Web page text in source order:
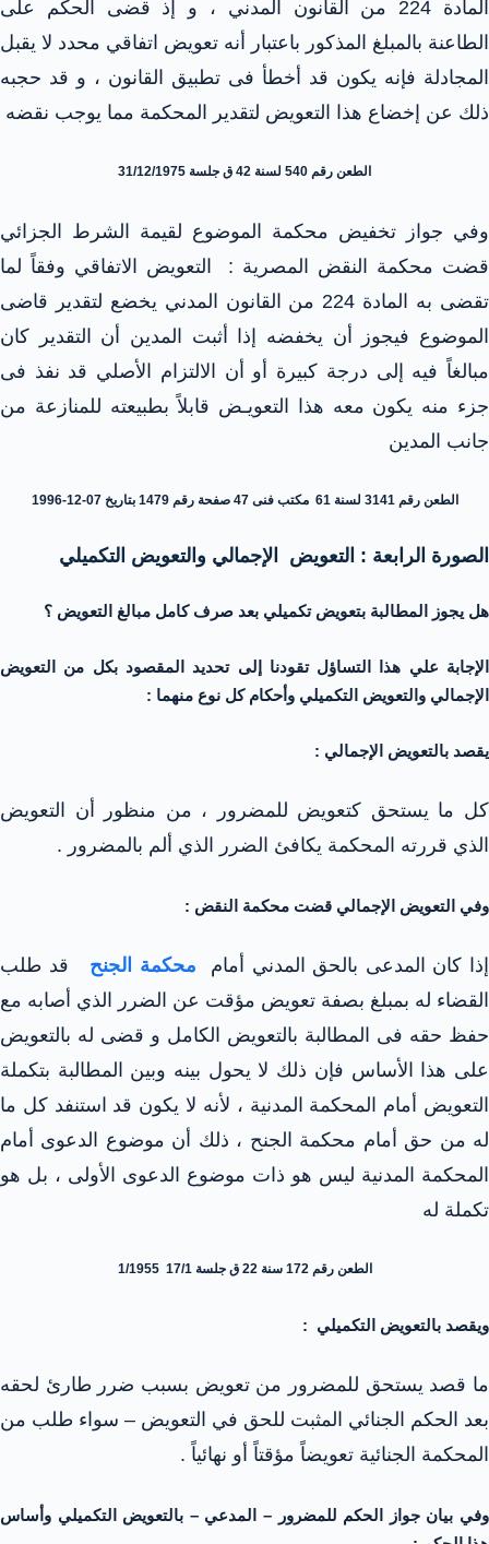
المادة 224 من القانون المدني ، و إذ قضى الحكم على
الطاعنة بالمبلغ المذكور باعتبار أنه تعويض اتفاقي محدد لا يقبل
المجادلة فإنه يكون قد أخطأ فى تطبيق القانون ، و قد حجبه
ذلك عن إخضاع هذا التعويض لتقدير المحكمة مما يوجب نقضه
الطعن رقم 540 لسنة 42 ق جلسة 31/12/1975
وفي جواز تخفيض محكمة الموضوع لقيمة الشرط الجزائي
قضت محكمة النقض المصرية : التعويض الاتفاقي وفقاً لما
تقضى به المادة 224 من القانون المدني يخضع لتقدير قاضى
الموضوع فيجوز أن يخفضه إذا أثبت المدين أن التقدير كان
مبالغاً فيه إلى درجة كبيرة أو أن الالتزام الأصلي قد نفذ فى
جزء منه يكون معه هذا التعويـض قابلاً بطبيعته للمنازعة من
جانب المدين
الطعن رقم 3141 لسنة 61 مكتب فنى 47 صفحة رقم 1479 بتاريخ 07-12-1996
الصورة الرابعة : التعويض الإجمالي والتعويض التكميلي
هل يجوز المطالبة بتعويض تكميلي بعد صرف كامل مبالغ التعويض ؟
الإجابة علي هذا التساؤل تقودنا إلى تحديد المقصود بكل من التعويض
الإجمالي والتعويض التكميلي وأحكام كل نوع منهما :
يقصد بالتعويض الإجمالي :
كل ما يستحق كتعويض للمضرور ، من منظور أن التعويض
الذي قررته المحكمة يكافئ الضرر الذي ألم بالمضرور .
وفي التعويض الإجمالي قضت محكمة النقض :
إذا كان المدعى بالحق المدني أمام محكمة الجنح
قد طلب
القضاء له بمبلغ بصفة تعويض مؤقت عن الضرر الذي أصابه مع
حفظ حقه فى المطالبة بالتعويض الكامل و قضى له بالتعويض
على هذا الأساس فإن ذلك لا يحول بينه وبين المطالبة بتكملة
التعويض أمام المحكمة المدنية ، لأنه لا يكون قد استنفد كل ما
له من حق أمام محكمة الجنح ، ذلك أن موضوع الدعوى أمام
المحكمة المدنية ليس هو ذات موضوع الدعوى الأولى ، بل هو
تكملة له
الطعن رقم 172 سنة 22 ق جلسة 17/1 1/1955
ويقصد بالتعويض التكميلي :
ما قصد يستحق للمضرور من تعويض بسبب ضرر طارئ لحقه
بعد الحكم الجنائي المثبت للحق في التعويض – سواء طلب من
المحكمة الجنائية تعويضاً مؤقتاً أو نهائياً .
وفي بيان جواز الحكم للمضرور – المدعي – بالتعويض التكميلي وأساس